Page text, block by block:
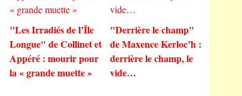
"Les Irradiés de l’Île
Longue" de Collinet et
Appéré : mourir pour
la « grande muette »
"Derrière le champ"
de Maxence Kerloc’h :
derrière le champ, le
vide…